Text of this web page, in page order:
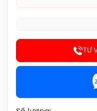
TƯ
Giày
Gen 2
Chính